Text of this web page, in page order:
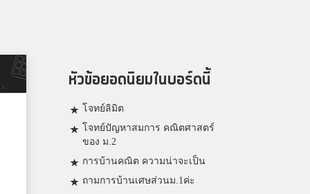
หัวข้อยอดนิยมในบอร์ดนี้
โจทย์ลิมิต
โจทย์ปัญหาสมการ คณิตศาสตร์
ของ ม.2
การบ้านคณิต ความน่าจะเป็น
ถามการบ้านเศษส่วนม.1ค่ะ